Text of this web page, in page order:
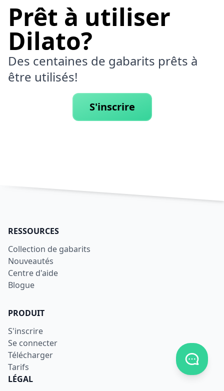
Prêt à utiliser
Dilato?
Des centaines de gabarits prêts à
être utilisés!
S'inscrire
RESSOURCES
Collection de gabarits
Nouveautés
Centre d'aide
Blogue
PRODUIT
S'inscrire
Se connecter
Télécharger
Tarifs
LÉGAL